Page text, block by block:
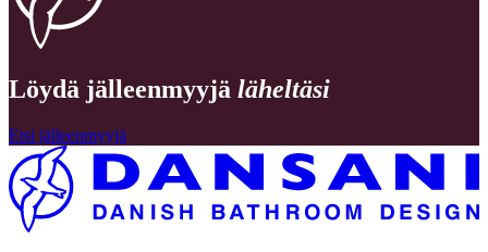
Löydä jälleenmyyjä läheltäsi
Etsi jälleenmyyjä